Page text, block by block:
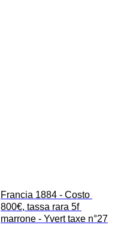
Francia 1884 - Costo
800€, tassa rara 5f
marrone - Yvert taxe n°27